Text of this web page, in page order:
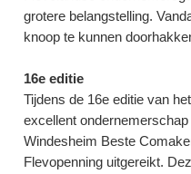
grotere belangstelling.
knoop te kunnen
16e editie
Tijdens de 16e editie van
excellent
Windesheim Beste
Flevopenning uitgereikt.